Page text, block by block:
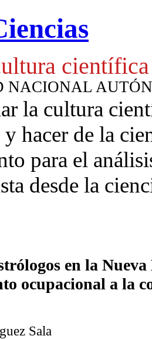
científica
NACIONAL
la cultura
hacer de la
para el
desde la
en la
ocu­pa­cio­nal a la
Sa­la